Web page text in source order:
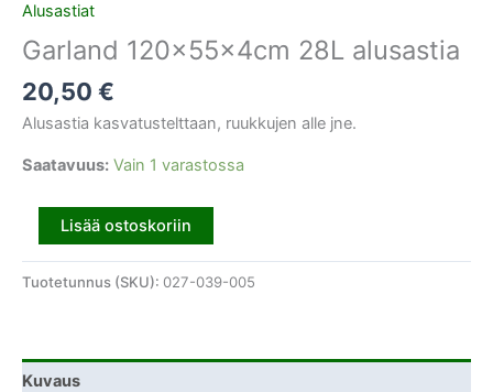
Alusastiat
Garland 120x55x4cm 28L alusastia
20,50 €
Alusastia kasvatustelttaan, ruukkujen alle jne.
Saatavuus: Vain 1 varastossa
Lisää ostoskoriin
Tuotetunnus (SKU): 027-039-005
Kuvaus